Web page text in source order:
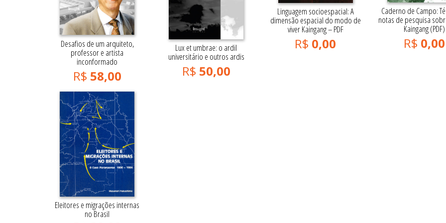
Desafios de um arquiteto,
professor e artista
inconformado
R$ 58,00
Lux et umbrae: o ardil
universitário e outros ardis
R$ 50,00
Linguagem socioespacial: A
dimensão espacial do modo de
viver Kaingang – PDF
R$ 0,00
Caderno de Campo:
notas de pesquisa
Kaingang (PDF)
R$ 0,00
Eleitores e migrações internas
no Brasil